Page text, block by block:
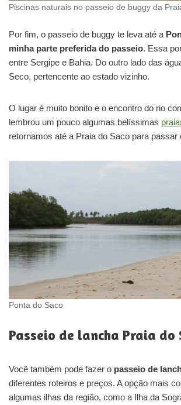
Piscinas naturais no passeio de buggy da
Por fim, o passeio de buggy te leva até a
minha parte preferida do passeio. Essa
entre Sergipe e Bahia. Do outro lado das
Seco, pertencente ao estado vizinho.
O lugar é muito bonito e o encontro do rio
lembrou um pouco algumas belíssimas
retornamos até a Praia do Saco para passar
Ponta do Saco
Passeio de lancha Praia do
Você também pode fazer o passeio de
diferentes roteiros e preços. A opção mais
algumas ilhas da região, como a Ilha da